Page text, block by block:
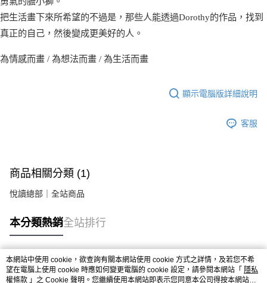
把生活畫下來所希望的不過是，那些人能透過Dorothy的作品，找到
真正的自己，然後變成更美好的人。
為情感而畫 / 為想法而畫 / 為生活而畫
顯示電腦版詳細說明
客服
商品相關分類 (1)
悅讀總部｜全站商品
本分類熱銷全站排行
熱門標籤
本網站中使用 cookie，欲查詢有關本網站使用 cookie 方式之詳情，及若您不希
望在電腦上使用 cookie 時應如何變更電腦的 cookie 設定，請參閱本網站「 隱私
權條款 」之 Cookie 聲明。您繼續使用本網站即表示您同意本公司得按本網站使